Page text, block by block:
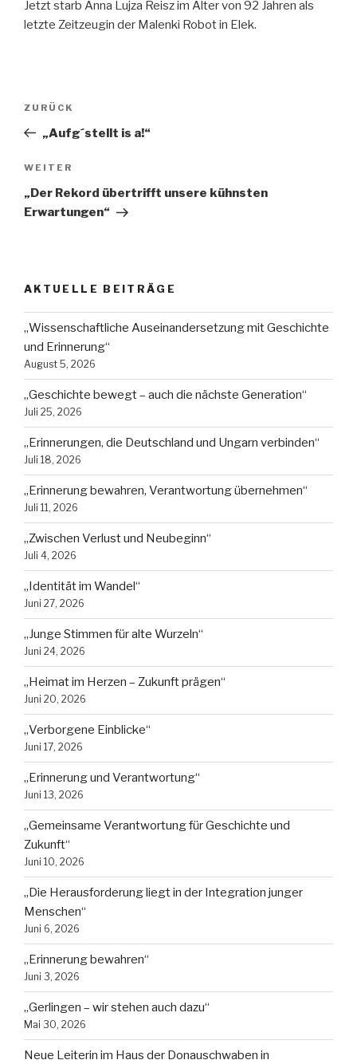
Jetzt starb Anna Lujza Reisz im Alter von 92 Jahren als
letzte Zeitzeugin der Malenki Robot in Elek.
Beitragsnavigation
Vorheriger
Beitrag
ZURÜCK
„Aufg´stellt is a!“
Nächster
Beitrag
WEITER
„Der Rekord übertrifft unsere kühnsten
Erwartungen“
AKTUELLE BEITRÄGE
„Wissenschaftliche Auseinandersetzung mit Geschichte
und Erinnerung“
August 5, 2026
„Geschichte bewegt – auch die nächste Generation“
Juli 25, 2026
„Erinnerungen, die Deutschland und Ungarn verbinden“
Juli 18, 2026
„Erinnerung bewahren, Verantwortung übernehmen“
Juli 11, 2026
„Zwischen Verlust und Neubeginn“
Juli 4, 2026
„Identität im Wandel“
Juni 27, 2026
„Junge Stimmen für alte Wurzeln“
Juni 24, 2026
„Heimat im Herzen – Zukunft prägen“
Juni 20, 2026
„Verborgene Einblicke“
Juni 17, 2026
„Erinnerung und Verantwortung“
Juni 13, 2026
„Gemeinsame Verantwortung für Geschichte und
Zukunft“
Juni 10, 2026
„Die Herausforderung liegt in der Integration junger
Menschen“
Juni 6, 2026
„Erinnerung bewahren“
Juni 3, 2026
„Gerlingen – wir stehen auch dazu“
Mai 30, 2026
Neue Leiterin im Haus der Donauschwaben in